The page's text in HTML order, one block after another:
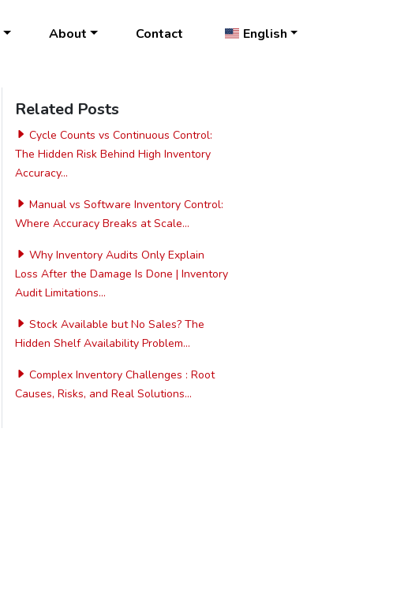
About Contact English
Related Posts
Cycle Counts vs Continuous Control:
The Hidden Risk Behind High Inventory
Accuracy...
Manual vs Software Inventory Control:
Where Accuracy Breaks at Scale...
Why Inventory Audits Only Explain
Loss After the Damage Is Done | Inventory
Audit Limitations...
Stock Available but No Sales? The
Hidden Shelf Availability Problem...
Complex Inventory Challenges : Root
Causes, Risks, and Real Solutions...